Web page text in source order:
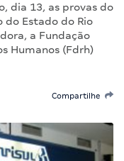
dia 13, as provas do
do Estado do Rio
a Fundação
Humanos (Fdrh)
Compartilhe